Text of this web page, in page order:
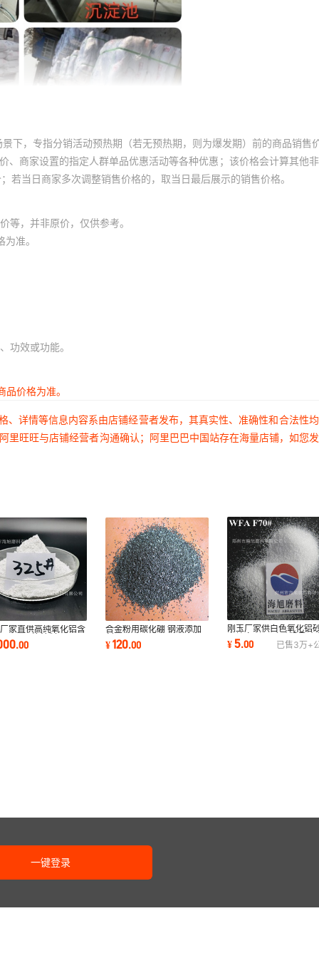
下，专指分销活动预热期（若无预热期，则为爆发期）前的商品销售
商家设置的指定人群单品优惠活动等各种优惠；该价格会计算其他
当日商家多次调整销售价格的，取当日最后展示的销售价格。
等，并非原价，仅供参考。
准。
功效或功能。
价格为准。
详情等信息内容系由店铺经营者发布，其真实性、准确性和合法性
旺旺与店铺经营者沟通确认；阿里巴巴中国站存在海量店铺，如您
家直供高纯氧化铝含
浇注料用0-
板状刚玉
.00
合金粉用碳化硼 钢液添加
60#80#100#120#150#180#
¥120.00
刚玉厂家供白色氧化铝
电熔白刚玉 喷砂粗号砂
光微粉
¥5.00 已售3万+
一键登录